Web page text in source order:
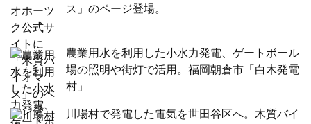
ス」のページ登場。
農業用水を利用した小水力発電、ゲートボール
場の照明や街灯で活用。福岡朝倉市「白木発電
村」
川場村で発電した電気を世田谷区へ。木質バイ